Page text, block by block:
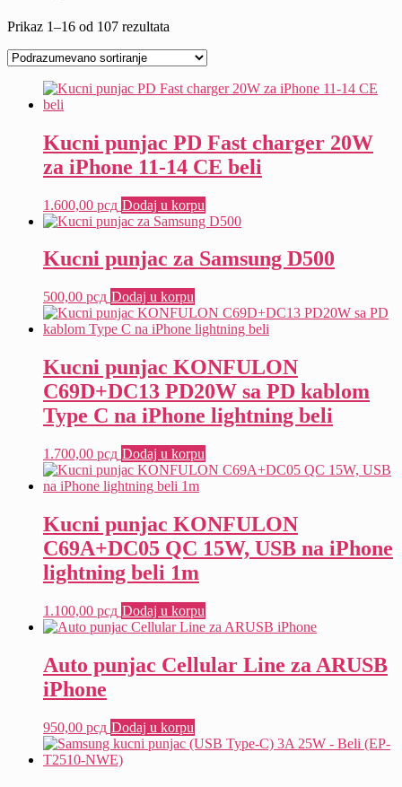
Prikaz 1–16 od 107 rezultata
Kucni punjac PD Fast charger 20W
za iPhone 11-14 CE beli
1.600,00 рсд Dodaj u korpu
Kucni punjac za Samsung D500
500,00 рсд Dodaj u korpu
Kucni punjac KONFULON
C69D+DC13 PD20W sa PD kablom
Type C na iPhone lightning beli
1.700,00 рсд Dodaj u korpu
Kucni punjac KONFULON
C69A+DC05 QC 15W, USB na iPhone
lightning beli 1m
1.100,00 рсд Dodaj u korpu
Auto punjac Cellular Line za ARUSB
iPhone
950,00 рсд Dodaj u korpu